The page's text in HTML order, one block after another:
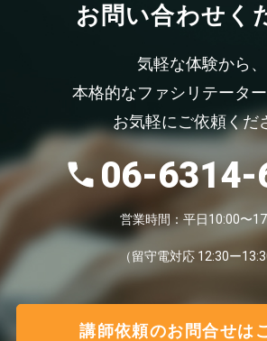
お問い合わせく
気軽な体験から、
本格的なファシリテータ
お気軽にご依頼くだ
06-6314-
営業時間：平日10:00〜
（留守電対応 12:30ー
講師依頼のお問合せは